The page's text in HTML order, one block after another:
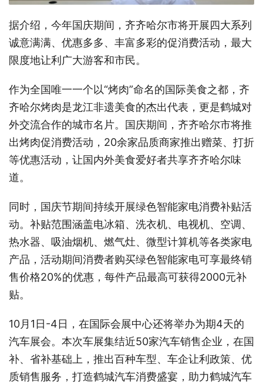
据介绍，今年国庆期间，齐齐哈尔市将开展四大系列
诚意满满、优惠多多、丰富多彩的促消费活动，最大
限度地让利广大游客和市民。
作为全国唯一一个以“烤肉”命名的国际美食之都，齐
齐哈尔烤肉是龙江非遗美食的杰出代表，更是鹤城对
外交流合作的城市名片。国庆期间，齐齐哈尔市将推
出烤肉促消费活动，20余家品质商家推出赠菜、打折
等优惠活动，让国内外美食爱好者共享齐齐哈尔味
道。
同时，国庆节期间持续开展绿色智能家电消费补贴活
动。补贴范围涵盖电冰箱、洗衣机、电视机、空调、
热水器、吸油烟机、燃气灶、微型计算机等各类家电
产品，活动期间消费者购买绿色智能家电可享最终销
售价格20%的优惠，每件产品最高可获得2000元补
贴。
10月1日-4日，在国际会展中心还将举办为期4天的
汽车展会。本次车展集结近50家汽车销售企业，在国
补、省补基础上，推出百种车型、车企让利政策、优
质销售服务，打造鹤城汽车消费盛宴，助力鹤城汽车